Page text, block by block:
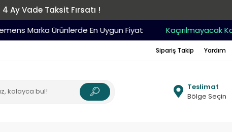
Ay Vade Taksit Fırsatı !
Marka Ürünlerde En Uygun Fiyat Kaçırılmayacak
Sipariş Takip Yardım
Teslimat
Bölge Seçin